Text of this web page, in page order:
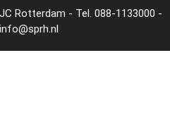
Rotterdam - Tel. 088-1133000 -
info@sprh.nl